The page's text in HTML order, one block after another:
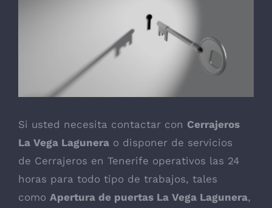
Si usted necesita contactar con Cerrajeros
La Vega Lagunera o disponer de servicios
de Cerrajeros en Tenerife operativos las 24
horas para todo tipo de trabajos, tales
como Apertura de puertas La Vega Lagunera,